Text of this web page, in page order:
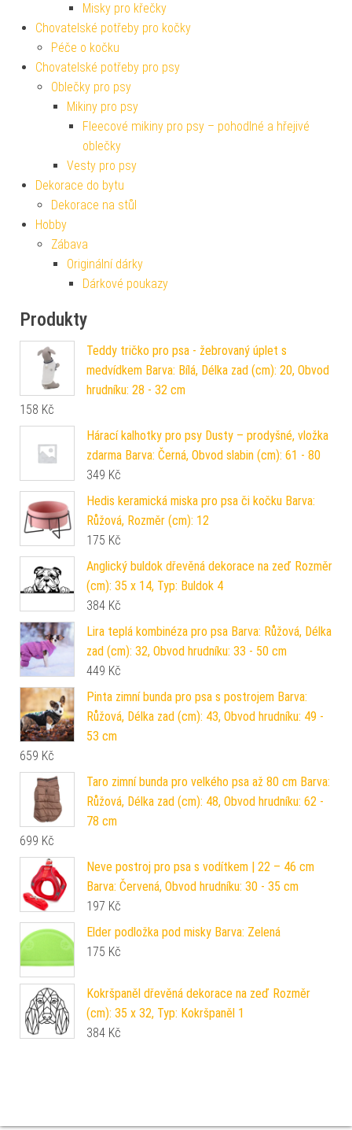
Misky pro křečky
Chovatelské potřeby pro kočky
Péče o kočku
Chovatelské potřeby pro psy
Oblečky pro psy
Mikiny pro psy
Fleecové mikiny pro psy – pohodlné a hřejivé
oblečky
Vesty pro psy
Dekorace do bytu
Dekorace na stůl
Hobby
Zábava
Originální dárky
Dárkové poukazy
Produkty
Teddy tričko pro psa - žebrovaný úplet s
medvídkem Barva: Bílá, Délka zad (cm): 20, Obvod
hrudníku: 28 - 32 cm
158 Kč
Hárací kalhotky pro psy Dusty – prodyšné, vložka
zdarma Barva: Černá, Obvod slabin (cm): 61 - 80
349 Kč
Hedis keramická miska pro psa či kočku Barva:
Růžová, Rozměr (cm): 12
175 Kč
Anglický buldok dřevěná dekorace na zeď Rozměr
(cm): 35 x 14, Typ: Buldok 4
384 Kč
Lira teplá kombinéza pro psa Barva: Růžová, Délka
zad (cm): 32, Obvod hrudníku: 33 - 50 cm
449 Kč
Pinta zimní bunda pro psa s postrojem Barva:
Růžová, Délka zad (cm): 43, Obvod hrudníku: 49 -
53 cm
659 Kč
Taro zimní bunda pro velkého psa až 80 cm Barva:
Růžová, Délka zad (cm): 48, Obvod hrudníku: 62 -
78 cm
699 Kč
Neve postroj pro psa s vodítkem | 22 – 46 cm
Barva: Červená, Obvod hrudníku: 30 - 35 cm
197 Kč
Elder podložka pod misky Barva: Zelená
175 Kč
Kokršpaněl dřevěná dekorace na zeď Rozměr
(cm): 35 x 32, Typ: Kokršpaněl 1
384 Kč